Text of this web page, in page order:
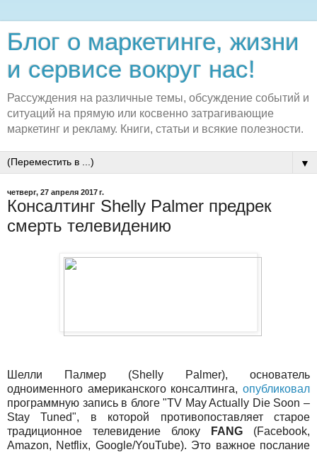
Блог о маркетинге, жизни
и сервисе вокруг нас!
Рассуждения на различные темы, обсуждение событий и
ситуаций на прямую или косвенно затрагивающие
маркетинг и рекламу. Книги, статьи и всякие полезности.
▼
четверг, 27 апреля 2017 г.
Консалтинг Shelly Palmer предрек
смерть телевидению
Шелли Палмер (Shelly Palmer), основатель
одноименного американского консалтинга, опубликовал
программную запись в блоге "TV May Actually Die Soon –
Stay Tuned", в которой противопоставляет старое
традиционное телевидение блоку
FANG (Facebook,
Amazon, Netflix, Google/YouTube). Это важное послание